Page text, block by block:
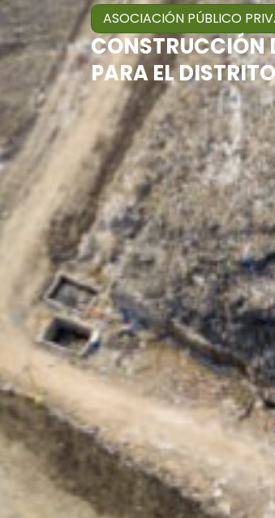
ASOCIACIÓN PÚBLICO
CONSTRUCCIÓN
PARA EL